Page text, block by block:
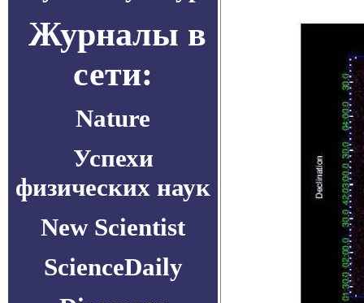
Журналы в
сети:
Nature
Успехи
физических наук
New Scientist
ScienceDaily